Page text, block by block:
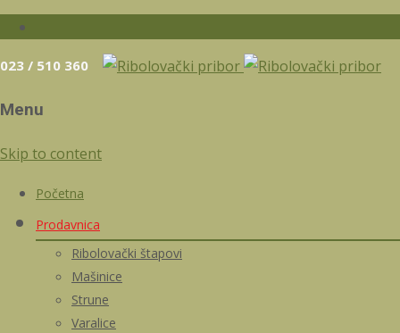
023 / 510 360
Menu
Skip to content
Početna
Prodavnica
Ribolovački štapovi
Mašinice
Strune
Varalice